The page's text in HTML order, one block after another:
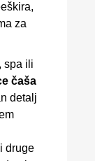
za
spa ili
čaša
detalj
druge